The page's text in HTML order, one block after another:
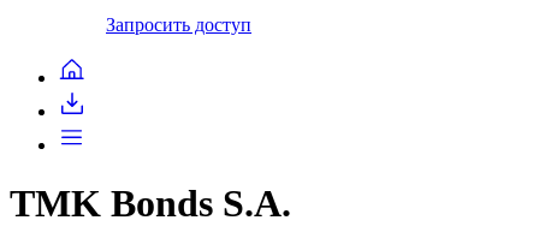
Запросить доступ
TMK Bonds S.A.